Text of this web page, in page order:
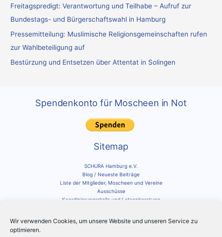
Wir verwenden Cookies, um unsere Website und unseren Service zu
optimieren.
h
:
Freitagspredigt: Verantwortung und Teilhabe – Aufruf zur
Bundestags- und Bürgerschaftswahl in Hamburg
Pressemitteilung: Muslimische Religionsgemeinschaften rufen
zur Wahlbeteiligung auf
Bestürzung und Entsetzen über Attentat in Solingen
Spendenkonto für Moscheen in Not
Sitemap
SCHURA Hamburg e.V.
Blog / Neueste Beiträge
Liste der Mitglieder, Moscheen und Vereine
Ausschüsse
Koordinierungsstelle und Lotsenberatung